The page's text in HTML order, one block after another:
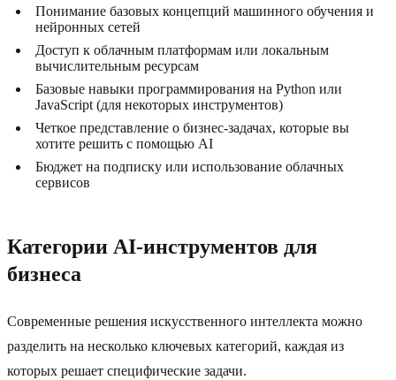
Понимание базовых концепций машинного обучения и
нейронных сетей
Доступ к облачным платформам или локальным
вычислительным ресурсам
Базовые навыки программирования на Python или
JavaScript (для некоторых инструментов)
Четкое представление о бизнес-задачах, которые вы
хотите решить с помощью AI
Бюджет на подписку или использование облачных
сервисов
Категории AI-инструментов для
бизнеса
Современные решения искусственного интеллекта можно
разделить на несколько ключевых категорий, каждая из
которых решает специфические задачи.